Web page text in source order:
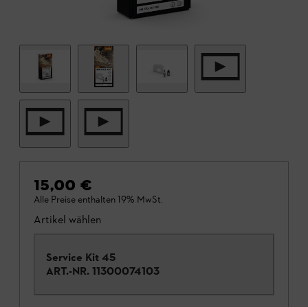
15,00 €
Alle Preise enthalten 19% MwSt.
Artikel wählen
Service Kit 45
ART.-NR. 11300074103